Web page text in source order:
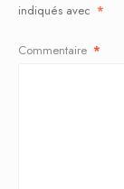
indiqués avec *
Commentaire *